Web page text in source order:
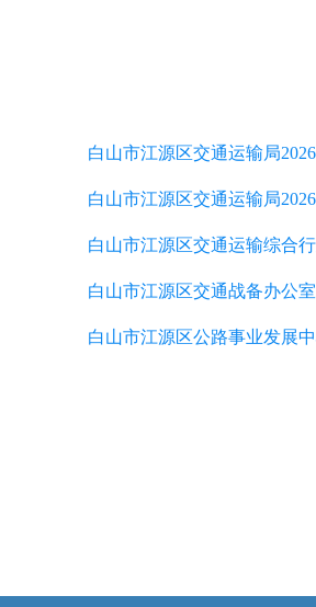
白山市江源区交通运输局
白山市江源区交通运输局
白山市江源区交通运输综合
白山市江源区交通战备办公
白山市江源区公路事业发展